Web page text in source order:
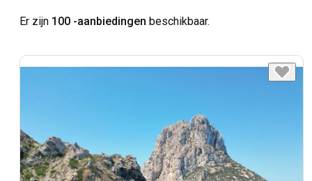
Er zijn 100 -aanbiedingen beschikbaar.